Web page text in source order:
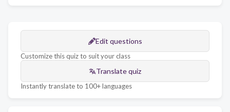
Edit questions
Customize this quiz to suit your class
Translate quiz
Instantly translate to 100+ languages